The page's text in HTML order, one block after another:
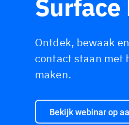
Surface
Ontdek, bewaak
contact staan met
maken.
Bekijk webinar op